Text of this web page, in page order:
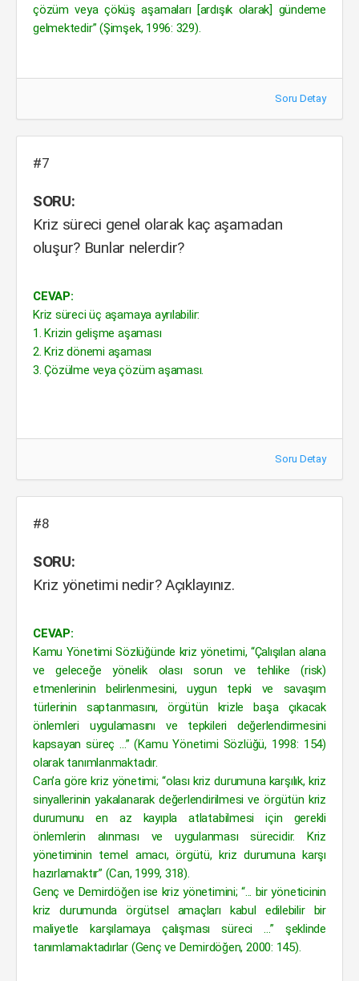
çözüm veya çöküş aşamaları [ardışık olarak] gündeme
gelmektedir” (Şimşek, 1996: 329).
Soru Detay
#7
SORU:
Kriz süreci genel olarak kaç aşamadan
oluşur? Bunlar nelerdir?
CEVAP:
Kriz süreci üç aşamaya ayrılabilir:
1. Krizin gelişme aşaması
2. Kriz dönemi aşaması
3. Çözülme veya çözüm aşaması.
Soru Detay
#8
SORU:
Kriz yönetimi nedir? Açıklayınız.
CEVAP:
Kamu Yönetimi Sözlüğünde kriz yönetimi, “Çalışılan alana
ve geleceğe yönelik olası sorun ve tehlike (risk)
etmenlerinin belirlenmesini, uygun tepki ve savaşım
türlerinin saptanmasını, örgütün krizle başa çıkacak
önlemleri uygulamasını ve tepkileri değerlendirmesini
kapsayan süreç ...” (Kamu Yönetimi Sözlüğü, 1998: 154)
olarak tanımlanmaktadır.
Can’a göre kriz yönetimi; “olası kriz durumuna karşılık, kriz
sinyallerinin yakalanarak değerlendirilmesi ve örgütün kriz
durumunu en az kayıpla atlatabilmesi için gerekli
önlemlerin alınması ve uygulanması sürecidir. Kriz
yönetiminin temel amacı, örgütü, kriz durumuna karşı
hazırlamaktır” (Can, 1999, 318).
Genç ve Demirdöğen ise kriz yönetimini; “... bir yöneticinin
kriz durumunda örgütsel amaçları kabul edilebilir bir
maliyetle karşılamaya çalışması süreci ...” şeklinde
tanımlamaktadırlar (Genç ve Demirdöğen, 2000: 145).